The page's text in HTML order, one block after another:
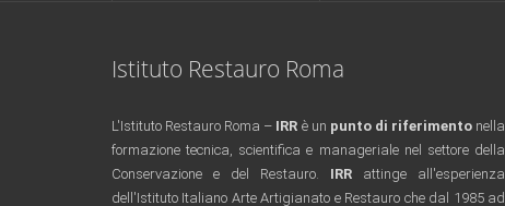
Istituto Restauro Roma
L'Istituto Restauro Roma – IRR è un punto di riferimentonella
formazione tecnica, scientifica e manageriale nel settore della
Conservazione e del Restauro. IRR attinge all'esperienza
dell'Istituto Italiano Arte Artigianato e Restauro che dal 1985 ad